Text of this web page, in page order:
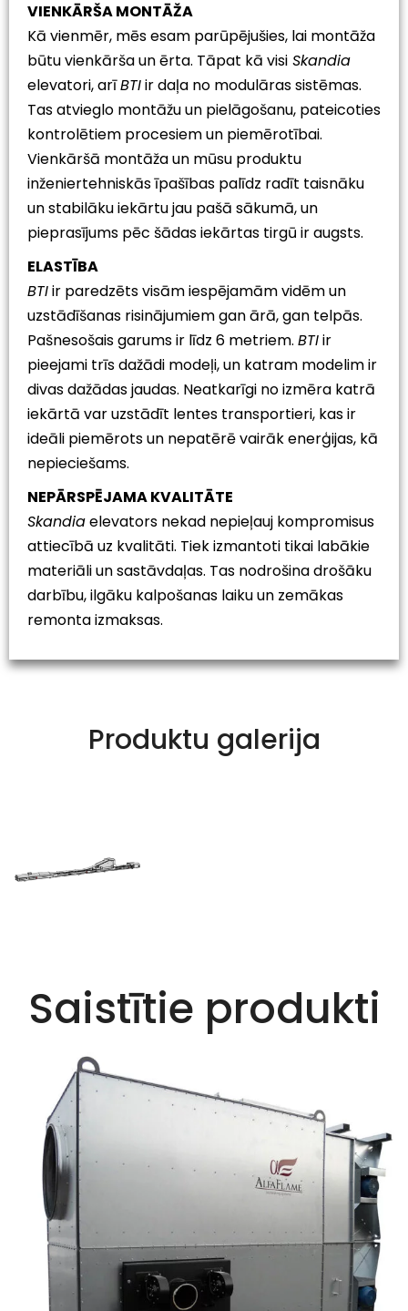
VIENKĀRŠA MONTĀŽA
Kā vienmēr, mēs esam parūpējušies, lai montāža
būtu vienkārša un ērta. Tāpat kā visi Skandia
elevatori, arīBTIir daļa no modulāras sistēmas.
Tas atvieglo montāžu un pielāgošanu, pateicoties
kontrolētiem procesiem un piemērotībai.
Vienkāršā montāža un mūsu produktu
inženiertehniskās īpašības palīdz radīt taisnāku
un stabilāku iekārtu jau pašā sākumā, un
pieprasījums pēc šādas iekārtas tirgū ir augsts.
ELASTĪBA
BTIir paredzēts visām iespējamām vidēm un
uzstādīšanas risinājumiem gan ārā, gan telpās.
Pašnesošais garums ir līdz 6 metriem. BTIir
pieejami trīs dažādi modeļi, un katram modelim ir
divas dažādas jaudas. Neatkarīgi no izmēra katrā
iekārtā var uzstādīt lentes transportieri, kas ir
ideāli piemērots un nepatērē vairāk enerģijas, kā
nepieciešams.
NEPĀRSPĒJAMA KVALITĀTE
Skandiaelevators nekad nepieļauj kompromisus
attiecībā uz kvalitāti. Tiek izmantoti tikai labākie
materiāli un sastāvdaļas. Tas nodrošina drošāku
darbību, ilgāku kalpošanas laiku un zemākas
remonta izmaksas.
Produktu galerija
Saistītie produkti